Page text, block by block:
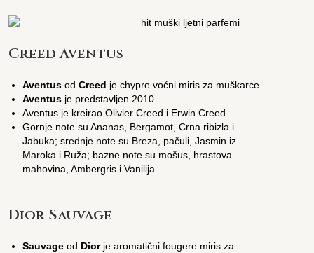
Creed Aventus
Aventus odCreed je chypre voćni miris za muškarce.
Aventus je predstavljen 2010.
Aventus je kreirao Olivier Creed i Erwin Creed.
Gornje note su Ananas, Bergamot, Crna ribizla i
Jabuka; srednje note su Breza, pačuli, Jasmin iz
Maroka i Ruža; bazne note su mošus, hrastova
mahovina, Ambergris i Vanilija.
Dior Sauvage
Sauvage od Diorje aromatični fougere miris za